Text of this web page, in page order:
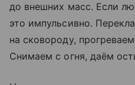
до внешних масс. Если
это импульсивно.
на сковороду,
Снимаем с огня, даём